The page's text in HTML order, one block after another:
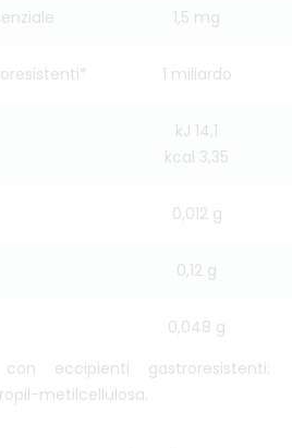
1,5 mg
1 miliardo
kJ 14,1
kcal 3,35
0,012 g
0,12 g
0,048 g
eccipienti gastroresistenti:
metilcellulosa.